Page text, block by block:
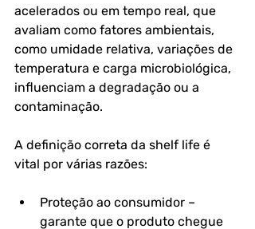
acelerados ou em tempo real, que
avaliam como fatores ambientais,
como umidade relativa, variações de
temperatura e carga microbiológica,
influenciam a degradação ou a
contaminação.
A definição correta da shelf life é
vital por várias razões:
Proteção ao consumidor –
garante que o produto chegue